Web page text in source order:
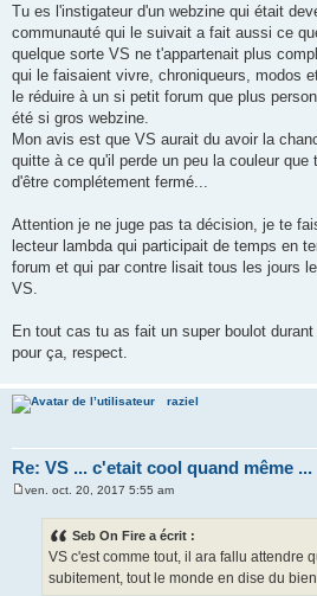
Tu es l'instigateur d'un webzine qui était
communauté qui le suivait a fait aussi ce
quelque sorte VS ne t'appartenait plus
qui le faisaient vivre, chroniqueurs, modos
le réduire à un si petit forum que plus
été si gros webzine.
Mon avis est que VS aurait du avoir la
quitte à ce qu'il perde un peu la couleur que
d'être complétement fermé...
Attention je ne juge pas ta décision, je te
lecteur lambda qui participait de temps en
forum et qui par contre lisait tous les jours
VS.
En tout cas tu as fait un super boulot
pour ça, respect.
raziel
Re: VS ... c'etait cool quand même ...
ven. oct. 20, 2017 5:55 am
Seb On Fire a écrit :
VS c'est comme tout, il ara fallu attendre
subitement, tout le monde en dise du